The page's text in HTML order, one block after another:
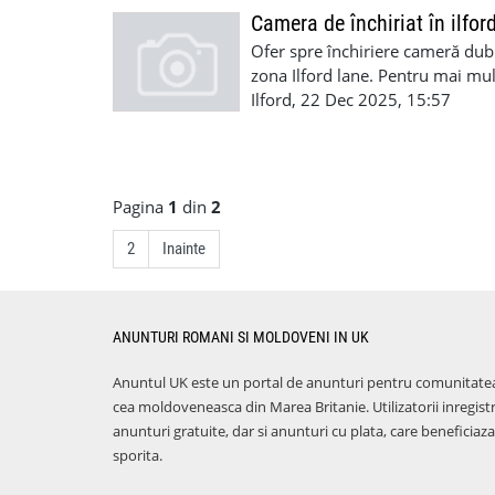
Camera de închiriat în
Ofer spre închiriere cameră
zona Ilford lane. Pentru mai
Ilford, 22 Dec 2025, 15:57
Pagina 1 din 2
2 Inainte
ANUNTURI ROMANI SI MOLDOVENI IN UK
Anuntul UK este un portal de anunturi pentru
cea moldoveneasca din Marea Britanie. Utilizatorii
anunturi gratuite, dar si anunturi cu plata, care
sporita.